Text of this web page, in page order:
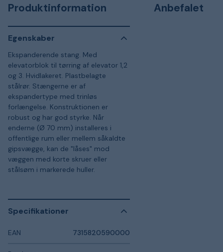
Produktinformation
Egenskaber
Ekspanderende stang. Med
elevatorblok til tørring af elevator 1,2
og 3. Hvidlakeret. Plastbelagte
stålrør. Stængerne er af
ekspandertype med trinløs
forlængelse. Konstruktionen er
robust og har god styrke. Når
enderne (Ø 70 mm) installeres i
offentlige rum eller mellem såkaldte
gipsvægge, kan de "låses" mod
væggen med korte skruer eller
stålsøm i markerede huller.
Specifikationer
EAN 7315820590000
Anbefalet